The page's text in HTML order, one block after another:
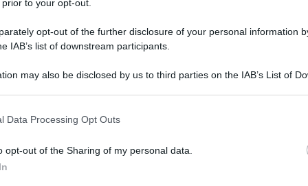
to your opt-out.
opt-out of the further disclosure of your personal information
IAB’s list of downstream participants.
may also be disclosed by us to third parties on the IAB’s List of
including but not limited to your visit or usage behaviour. You may
consent section.
Data Processing Opt Outs
opt-out of the Sharing of my personal data.
vigore del DL Fiscale, e
dall’applicazione della ritenuta
versati agli atleti per i risultati
previsto nel 2024. Se nel periodo
versa a un atleta premi inferiori al
la ritenuta alla fonte.